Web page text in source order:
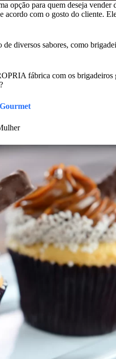
opção para quem deseja vender
acordo com o gosto do cliente.
diversos sabores, como
fábrica com os brigadeiros